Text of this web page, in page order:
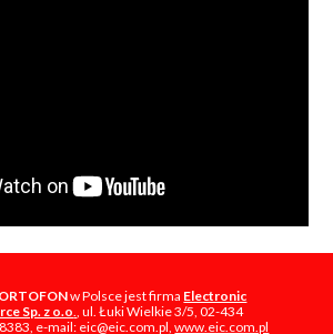
ORTOFONw Polsce jest firma Electronic
Sp. z o.o., ul. Łuki Wielkie 3/5, 02-434
e-mail: eic@eic.com.pl,www.eic.com.pl